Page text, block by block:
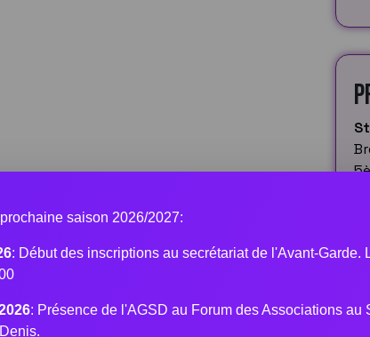
saison 2026/2027:
: Début des inscriptions au secrétariat de l'Avant-Garde.
: Présence de l'AGSD au Forum des Associations au